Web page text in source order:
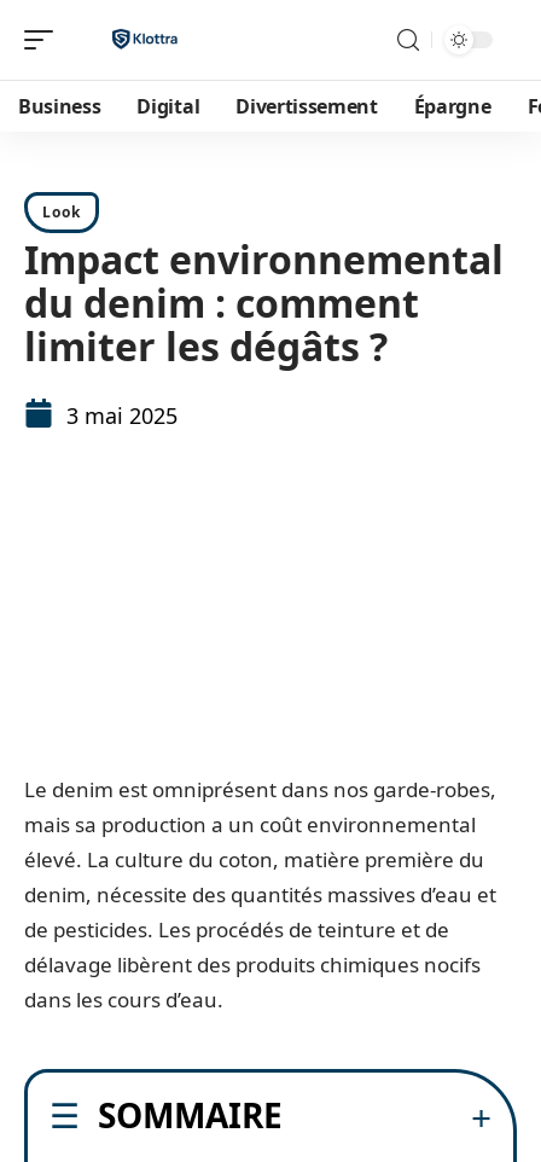
Business Digital Divertissement Épargne
Look
Impact environnemental
du denim : comment
limiter les dégâts ?
3 mai 2025
Le denim est omniprésent dans nos garde-robes,
mais sa production a un coût environnemental
élevé. La culture du coton, matière première du
denim, nécessite des quantités massives d’eau et
de pesticides. Les procédés de teinture et de
délavage libèrent des produits chimiques nocifs
dans les cours d’eau.
SOMMAIRE